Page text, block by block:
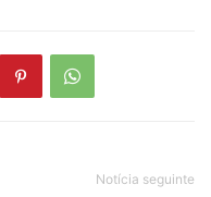
Notícia seguinte